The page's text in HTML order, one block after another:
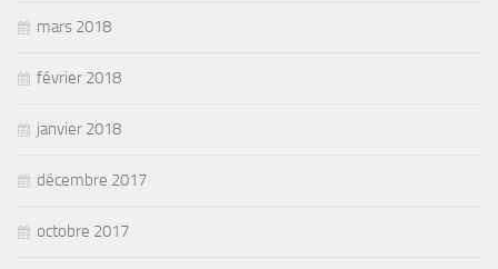
mars 2018
février 2018
janvier 2018
décembre 2017
octobre 2017